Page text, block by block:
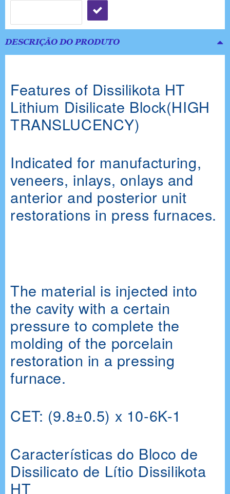
DESCRIÇÃO DO PRODUTO
Features of Dissilikota HT
Lithium Disilicate Block(HIGH
TRANSLUCENCY)
Indicated for manufacturing,
veneers, inlays, onlays and
anterior and posterior unit
restorations in press furnaces.
The material is injected into
the cavity with a certain
pressure to complete the
molding of the porcelain
restoration in a pressing
furnace.
CET: (9.8±0.5) x 10-6K-1
Características do Bloco de
Dissilicato de Lítio Dissilikota
HT